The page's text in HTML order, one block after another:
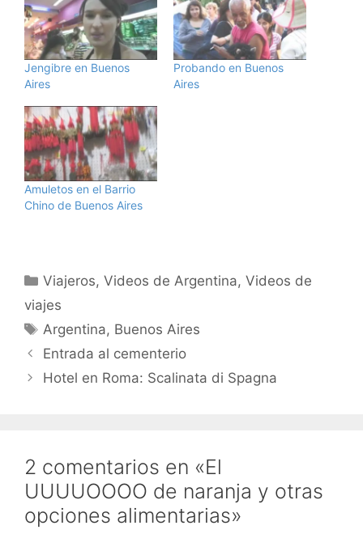
Jengibre en Buenos
Aires
Probando en Buenos
Aires
Amuletos en el Barrio
Chino de Buenos Aires
Categorías
Viajeros,Videos de Argentina,Videos de
viajes
Etiquetas
Argentina, Buenos Aires
Entrada al cementerio
Hotel en Roma: Scalinata di Spagna
2 comentarios en «El
UUUUOOOO de naranja y otras
opciones alimentarias»